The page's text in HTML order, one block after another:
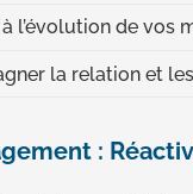
l’évolution de vos
la relation et
: